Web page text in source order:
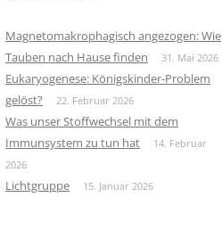
Magnetomakrophagisch angezogen: Wie
Tauben nach Hause finden
31. Mai 2026
Eukaryogenese: Königskinder-Problem
gelöst?
22. Februar 2026
Was unser Stoffwechsel mit dem
Immunsystem zu tun hat
14. Februar
2026
Lichtgruppe 15. Januar 2026